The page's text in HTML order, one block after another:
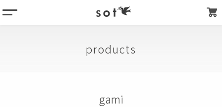
products
products
gami
検索